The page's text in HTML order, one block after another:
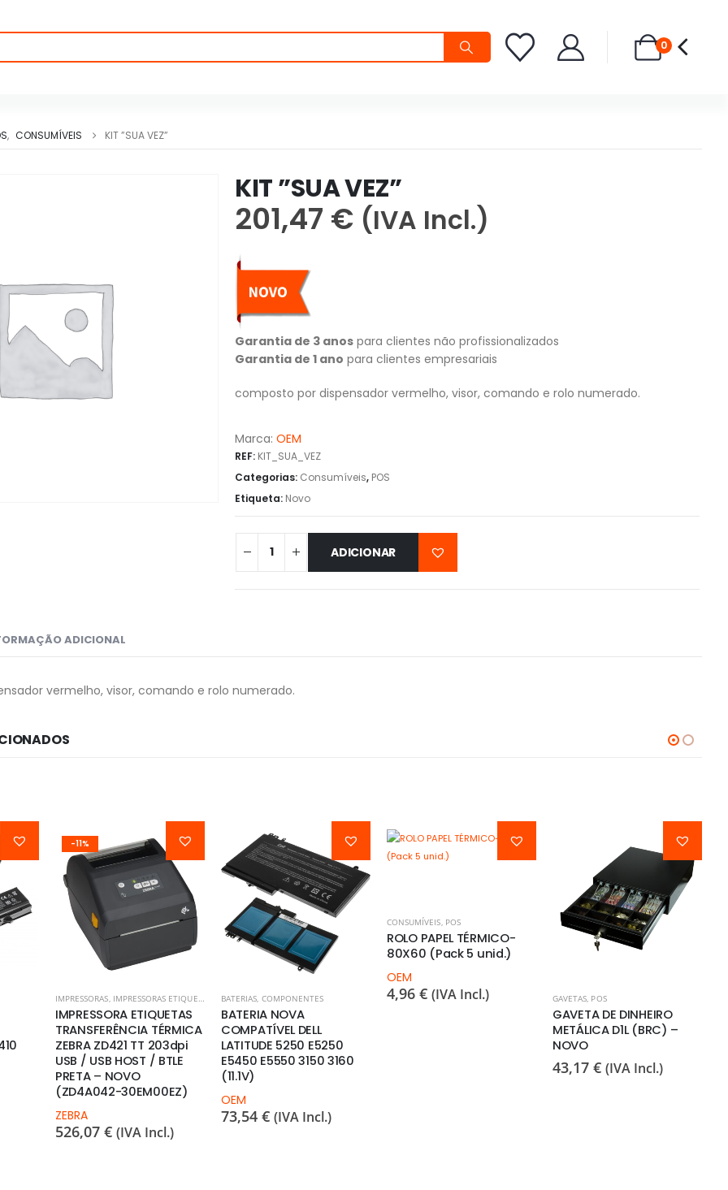
0
, CONSUMÍVEIS KIT ”SUA VEZ”
KIT ”SUA VEZ”
201,47 € (IVA Incl.)
Garantia de 3 anos para clientes não profissionalizados
Garantia de 1 ano para clientes empresariais
composto por dispensador vermelho, visor, comando e rolo numerado.
Marca: OEM
REF: KIT_SUA_VEZ
Categorias: Consumíveis, POS
Etiqueta: Novo
ADICIONAR
ADICIONAL
vermelho, visor, comando e rolo numerado.
-11%
IMPRESSORAS, IMPRESSORAS ETIQUETAS POS
IMPRESSORA ETIQUETAS
TRANSFERÊNCIA TÉRMICA
ZEBRA ZD421 TT 203dpi
USB / USB HOST / BTLE
PRETA – NOVO
(ZD4A042-30EM00EZ)
ZEBRA
526,07 € (IVA Incl.)
BATERIAS, COMPONENTES
BATERIA NOVA
COMPATÍVEL DELL
LATITUDE 5250 E5250
E5450 E5550 3150 3160
(11.1V)
OEM
73,54 € (IVA Incl.)
CONSUMÍVEIS, POS
ROLO PAPEL TÉRMICO-
80X60 (Pack 5 unid.)
OEM
4,96 € (IVA Incl.) GAVETAS, POS
GAVETA DE DINHEIRO
METÁLICA D1L (BRC) –
NOVO
43,17 € (IVA Incl.)